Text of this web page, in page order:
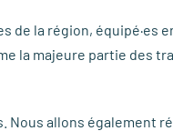
de la région, équipé·es
la majeure partie des
Nous allons également